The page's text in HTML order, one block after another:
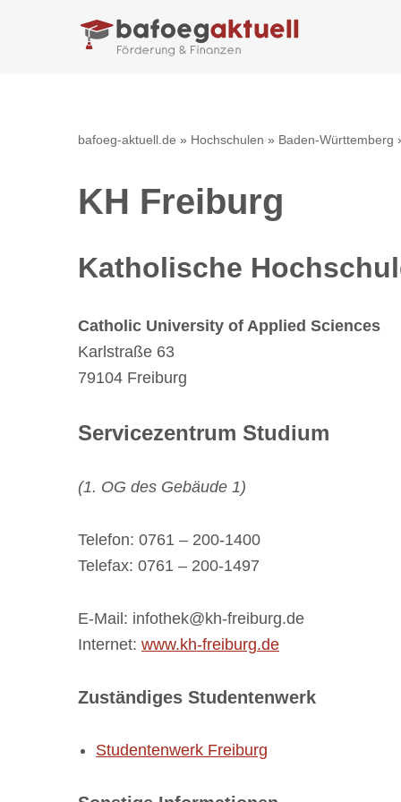
bafoeg-aktuell.de » Hochschulen » Baden-Württemberg
KH Freiburg
Katholische
Catholic University of Applied Sciences
Karlstraße 63
79104 Freiburg
Servicezentrum Studium
(1. OG des Gebäude 1)
Telefon: 0761 – 200-1400
Telefax: 0761 – 200-1497
E-Mail: infothek@kh-freiburg.de
Internet: www.kh-freiburg.de
Zuständiges Studentenwerk
Studentenwerk Freiburg